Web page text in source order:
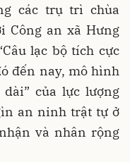
các trụ trì chùa
Công an xã Hưng
lạc bộ tích cực
đến nay, mô hình
của lực lượng
an ninh trật tự ở
và nhân rộng